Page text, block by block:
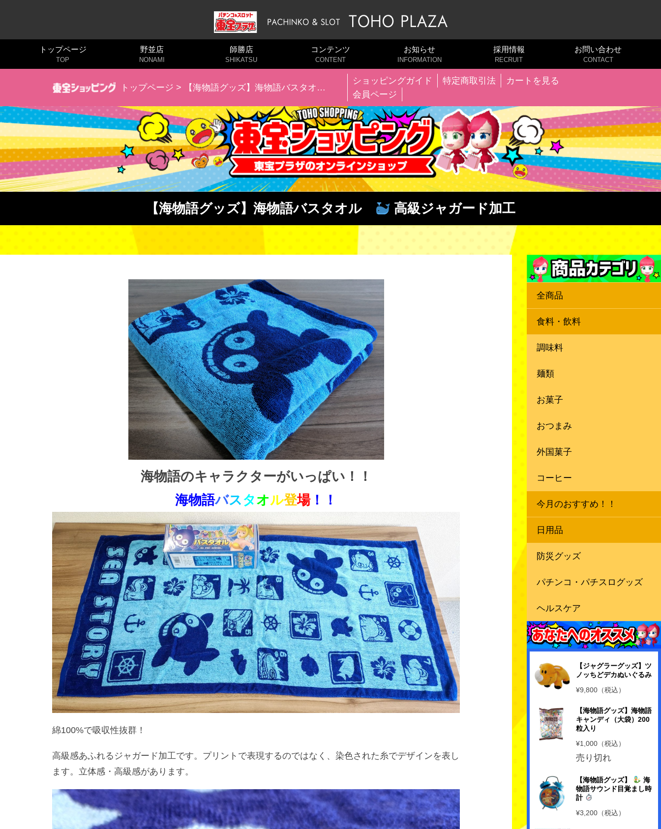
トップページ
TOP
野並店
NONAMI
師勝店
SHIKATSU
コンテンツ
CONTENT
お知らせ
INFORMATION
採用情報
RECRUIT
お問い合わせ
CONTACT
トップページ > 【海物語グッズ】海物語バスタオル 高級ジャガード加工
ショッピングガイド 特定商取引法
カートを見る
会員ページ
【海物語グッズ】海物語バスタオル 高級ジャガード加工
海物語のキャラクターがいっぱい！！
海物語バスタオル登場！！
綿100%で吸収性抜群！
高級感あふれるジャガード加工です。プリントで表現するのではなく、染色された糸でデザインを表し
ます。立体感・高級感があります。
全商品
食料・飲料
調味料
麺類
お菓子
おつまみ
外国菓子
コーヒー
今月のおすすめ！！
日用品
防災グッズ
パチンコ・パチスログッズ
ヘルスケア
【ジャグラーグッズ】ツ
ノッちどデカぬいぐるみ
¥9,800（税込）
【海物語グッズ】海物語
キャンディ（大袋）200
粒入り
¥1,000（税込）
売り切れ
【海物語グッズ】
海
物語サウンド目覚まし時
計
¥3,200（税込）